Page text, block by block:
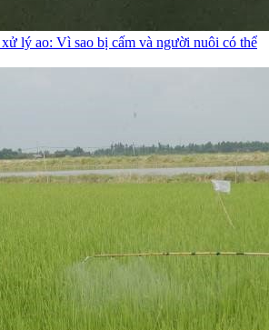
lý ao: Vì sao bị cấm và người nuôi có thể